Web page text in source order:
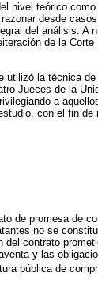
nivel teórico
desde
del análisis.
de la
utilizó la técnica
Jueces de la
a
con el fin
de promesa de
no se
contrato
y las
pública de